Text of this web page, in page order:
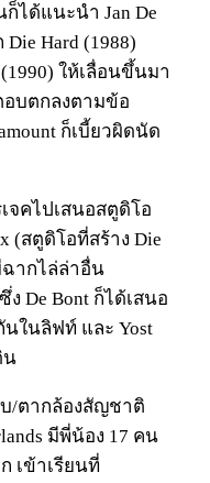
ได้แนะนำ Jan De
Hard (1988)
(1990) ให้เลื่อนขึ้นมา
อบตกลงตามข้อ
ก็เบี้ยวผิดนัด
จคไปเสนอสตูดิโอ
(สตูดิโอที่สร้าง Die
ากไล่ล่าอื่น
De Bont ก็ได้เสนอ
นในลิฟท์ และ Yost
น
บ/ตากล้องสัญชาติ
มีพี่น้อง 17 คน
เข้าเรียนที่